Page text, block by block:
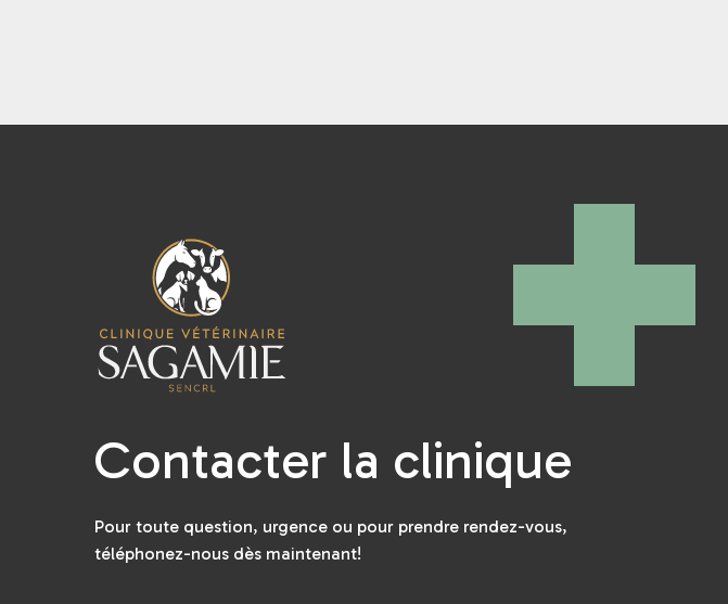
Contacter la clinique
Pour toute question, urgence ou pour prendre rendez-vous,
téléphonez-nous dès maintenant!